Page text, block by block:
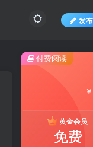
发布
付费阅读
￥
黄金会员
免费